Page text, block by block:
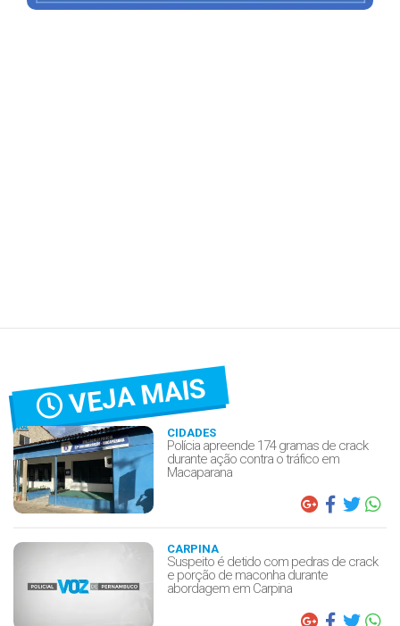
VEJA MAIS
CIDADES
Polícia apreende 174 gramas de crack
durante ação contra o tráfico em
Macaparana
CARPINA
Suspeito é detido com pedras de crack
e porção de maconha durante
abordagem em Carpina